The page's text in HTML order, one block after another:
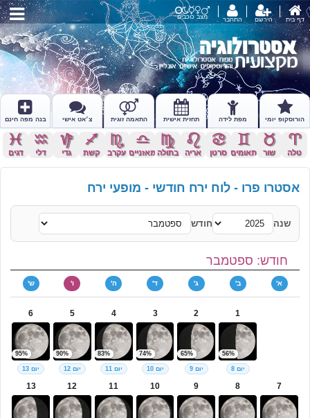
דף בית הירשם התחבר מצב כוכבים
הורוסקופ יומי מפת לידה תחזית אישית התאמה זוגית צ׳אט אישי בנה מפה חינם
a
טלה
s
שור
d
תאומים
f
סרטן
g
אריה
h
בתולה
j
מאזניים
k
עקרב
l
קשת
z
גדי
x
דלי
c
דגים
אסטרו פרו - לוח ירח חודשי - מופעי ירח
שנה חודש
חודש: ספטמבר
א' ב' ג' ד' ה' ו' ש'
1
56%
יום 8
2
65%
יום 9
3
74%
יום 10
4
83%
יום 11
5
90%
יום 12
6
95%
יום 13
7
8
9
10
11
12
13